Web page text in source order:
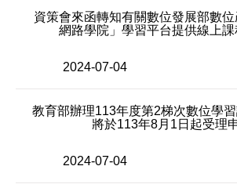
資策會來函轉知有關數位發展部數
網路學院」學習平台提供線上課
2024-07-04
教育部辦理113年度第2梯次數位學
將於113年8月1日起受理
2024-07-04